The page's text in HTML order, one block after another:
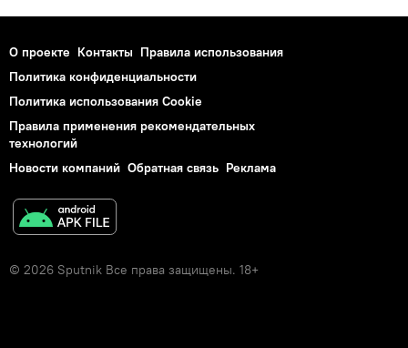
О проекте Контакты Правила использования
Политика конфиденциальности
Политика использования Cookie
Правила применения рекомендательных
технологий
Новости компаний Обратная связь Реклама
© 2026 Sputnik Все права защищены. 18+